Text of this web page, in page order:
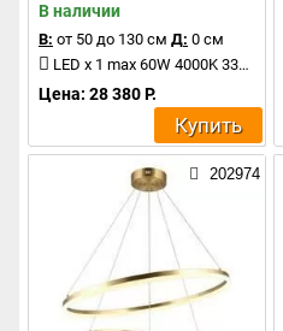
В наличии
В: от 50 до 130 см Д: 0 см
LED x 1 max 60W 4000K 3300Lm
Цена: 28 380 Р.
Купить
202974